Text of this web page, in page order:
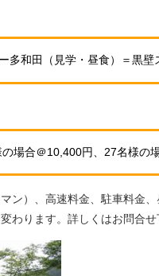
多和田（見学・昼食）＝黒壁
場合＠10,400円、27名様の
マン）、高速料金、駐車料金
わります。詳しくはお問合せ